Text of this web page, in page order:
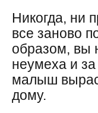
Никогда, ни
все заново
образом, вы
неумеха и
малыш
дому.